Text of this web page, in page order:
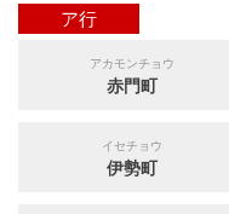
ア行
アカモンチョウ
赤門町
イセチョウ
伊勢町